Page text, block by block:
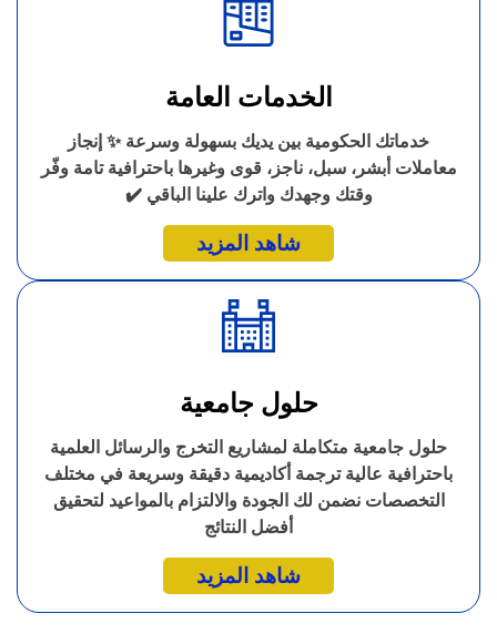
الخدمات العامة
خدماتك الحكومية بين يديك بسهولة وسرعة ✨ إنجاز
معاملات أبشر، سبل، ناجز، قوى وغيرها باحترافية تامة وفّر
وقتك وجهدك واترك علينا الباقي ✔️
شاهد المزيد
حلول جامعية
حلول جامعية متكاملة لمشاريع التخرج والرسائل العلمية
باحترافية عالية ترجمة أكاديمية دقيقة وسريعة في مختلف
التخصصات نضمن لك الجودة والالتزام بالمواعيد لتحقيق
أفضل النتائج
شاهد المزيد